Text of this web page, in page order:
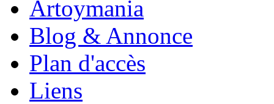
Artoymania
Blog & Annonce
Plan d'accès
Liens